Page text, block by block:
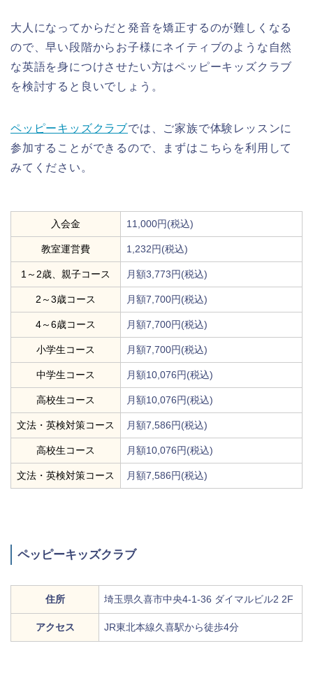
大人になってからだと発音を矯正するのが難しくなる
ので、早い段階からお子様にネイティブのような自然
な英語を身につけさせたい方はペッピーキッズクラブ
を検討すると良いでしょう。
ペッピーキッズクラブでは、ご家族で体験レッスンに
参加することができるので、まずはこちらを利用して
みてください。
入会金 11,000円(税込)
教室運営費 1,232円(税込)
1～2歳、親子コース 月額3,773円(税込)
2～3歳コース 月額7,700円(税込)
4～6歳コース 月額7,700円(税込)
小学生コース 月額7,700円(税込)
中学生コース 月額10,076円(税込)
高校生コース 月額10,076円(税込)
文法・英検対策コース 月額7,586円(税込)
高校生コース 月額10,076円(税込)
文法・英検対策コース 月額7,586円(税込)
ペッピーキッズクラブ
住所 埼玉県久喜市中央4-1-36 ダイマルビル2 2F
アクセス JR東北本線久喜駅から徒歩4分